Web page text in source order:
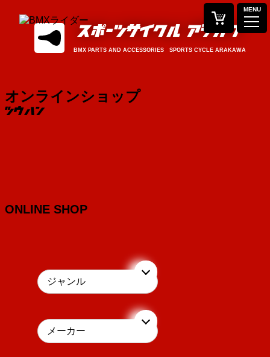
MENU
BMX PARTS AND ACCESSORIES SPORTS CYCLE ARAKAWA
オンラインショップ
ONLINE SHOP